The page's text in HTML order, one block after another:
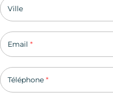
Ville
Email *
Téléphone *